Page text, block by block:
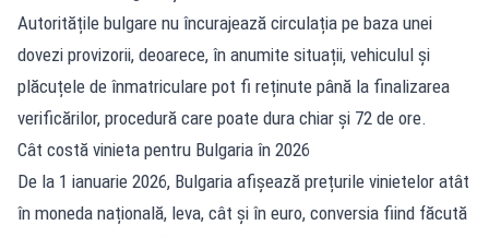
Autoritățile bulgare nu încurajează circulația pe baza unei
dovezi provizorii, deoarece, în anumite situații, vehiculul și
plăcuțele de înmatriculare pot fi reținute până la finalizarea
verificărilor, procedură care poate dura chiar și 72 de ore.
Cât costă vinieta pentru Bulgaria în 2026
De la 1 ianuarie 2026, Bulgaria afișează prețurile vinietelor atât
în moneda națională, leva, cât și în euro, conversia fiind făcută